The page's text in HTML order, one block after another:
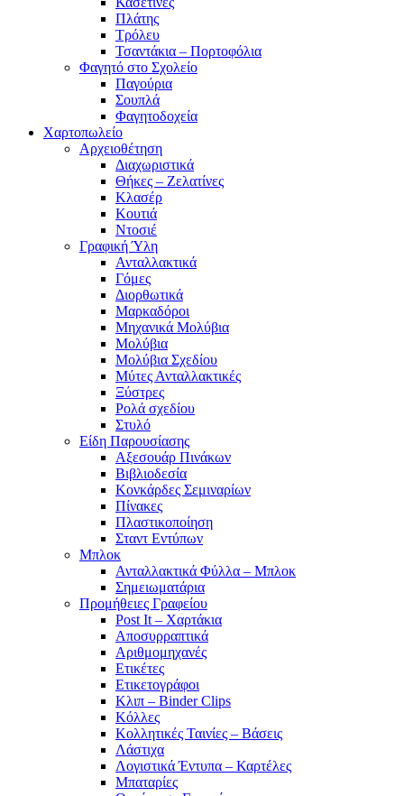
Πλάτης
Τρόλευ
Τσαντάκια – Πορτοφόλια
Φαγητό στο Σχολείο
Παγούρια
Σουπλά
Φαγητοδοχεία
Χαρτοπωλείο
Αρχειοθέτηση
Διαχωριστικά
Θήκες – Ζελατίνες
Κλασέρ
Κουτιά
Ντοσιέ
Γραφική Ύλη
Ανταλλακτικά
Γόμες
Διορθωτικά
Μαρκαδόροι
Μηχανικά Μολύβια
Μολύβια
Μολύβια Σχεδίου
Μύτες Ανταλλακτικές
Ξύστρες
Ρολά σχεδίου
Στυλό
Είδη Παρουσίασης
Αξεσουάρ Πινάκων
Βιβλιοδεσία
Κονκάρδες Σεμιναρίων
Πίνακες
Πλαστικοποίηση
Σταντ Εντύπων
Μπλοκ
Ανταλλακτικά Φύλλα – Μπλοκ
Σημειωματάρια
Προμήθειες Γραφείου
Post It – Χαρτάκια
Αποσυρραπτικά
Αριθμομηχανές
Ετικέτες
Ετικετογράφοι
Κλιπ – Binder Clips
Κόλλες
Κολλητικές Ταινίες – Βάσεις
Λάστιχα
Λογιστικά Έντυπα – Καρτέλες
Μπαταρίες